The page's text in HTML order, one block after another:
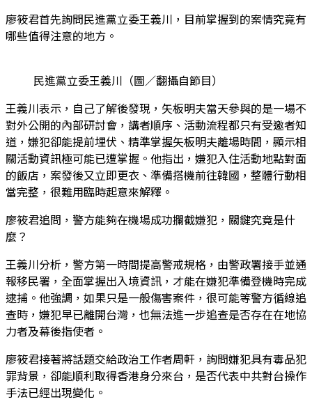
廖筱君首先詢問民進黨立委王義川，目前掌握到的案情究竟有
哪些值得注意的地方。
民進黨立委王義川（圖／翻攝自節目）
王義川表示，自己了解後發現，矢板明夫當天參與的是一場不
對外公開的內部研討會，講者順序、活動流程都只有受邀者知
道，嫌犯卻能提前埋伏、精準掌握矢板明夫離場時間，顯示相
關活動資訊極可能已遭掌握。他指出，嫌犯入住活動地點對面
的飯店，案發後又立即更衣、準備搭機前往韓國，整體行動相
當完整，很難用臨時起意來解釋。
廖筱君追問，警方能夠在機場成功攔截嫌犯，關鍵究竟是什
麼？
王義川分析，警方第一時間提高警戒規格，由警政署接手並通
報移民署，全面掌握出入境資訊，才能在嫌犯準備登機時完成
逮捕。他強調，如果只是一般傷害案件，很可能等警方循線追
查時，嫌犯早已離開台灣，也無法進一步追查是否存在在地協
力者及幕後指使者。
廖筱君接著將話題交給政治工作者周軒，詢問嫌犯具有毒品犯
罪背景，卻能順利取得香港身分來台，是否代表中共對台操作
手法已經出現變化。